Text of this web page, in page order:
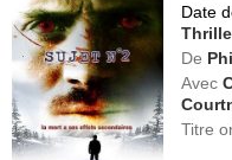
Date
De
Avec
Titre